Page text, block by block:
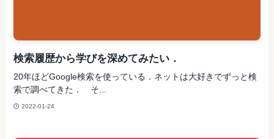
検索履歴から学びを深めてみたい．
20年ほどGoogle検索を使っている．ネットは大好きでずっと検
索で調べてきた． そ...
2022-01-24